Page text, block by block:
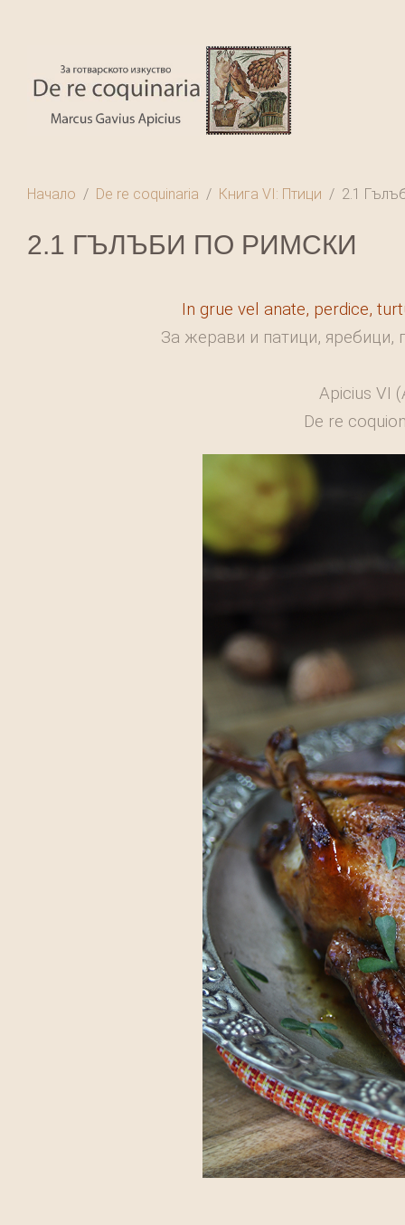
Начало De re coquinaria Книга VI: Птици 2.1
2.1 ГЪЛЪБИ ПО РИМСКИ
In grue vel anate, perdice,
За жерави и патици, яребици,
Apicius VI
De re